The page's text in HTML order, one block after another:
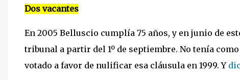
Dos vacantes
En 2005 Belluscio cumplía 75 años, y en junio de
tribunal a partir del 1º de septiembre. No tenía
votado a favor de nulificar esa cláusula en 1999. Y